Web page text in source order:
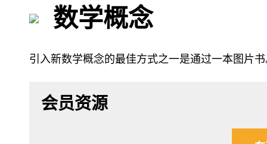
数学概念
引入新数学概念的最佳方式之一是通过一本图片
会员资源